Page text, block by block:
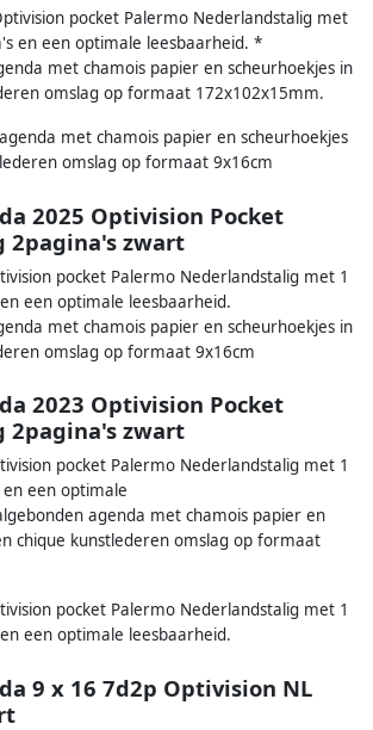
pocket Palermo Nederlandstalig met
en een optimale leesbaarheid. *
met chamois papier en scheurhoekjes in
omslag op formaat 172x102x15mm.
met chamois papier en scheurhoekjes
omslag op formaat 9x16cm
2025 Optivision Pocket
2pagina's zwart
pocket Palermo Nederlandstalig met 1
een optimale leesbaarheid.
met chamois papier en scheurhoekjes in
omslag op formaat 9x16cm
2023 Optivision Pocket
2pagina's zwart
pocket Palermo Nederlandstalig met 1
een optimale
agenda met chamois papier en
chique kunstlederen omslag op formaat
pocket Palermo Nederlandstalig met 1
een optimale leesbaarheid.
9 x 16 7d2p Optivision NL